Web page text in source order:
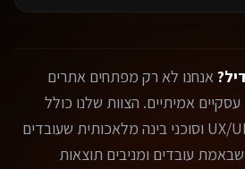
אנחנו לא רק מפתחים אתרים
אמיתיים. הצוות שלנו כולל
מפתחים מנוסים, מומחי UX/UI וסוכני בינה מלאכותית שעובדים
עובדים ומניבים תוצאות